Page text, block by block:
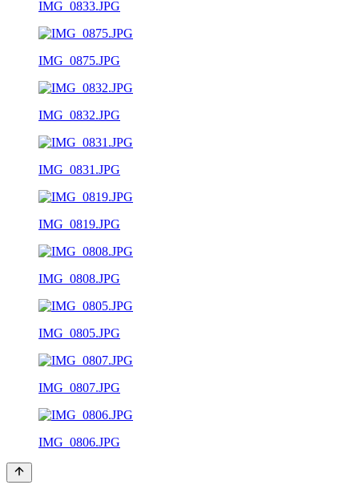
IMG_0833.JPG
IMG_0875.JPG
IMG_0832.JPG
IMG_0831.JPG
IMG_0819.JPG
IMG_0808.JPG
IMG_0805.JPG
IMG_0807.JPG
IMG_0806.JPG